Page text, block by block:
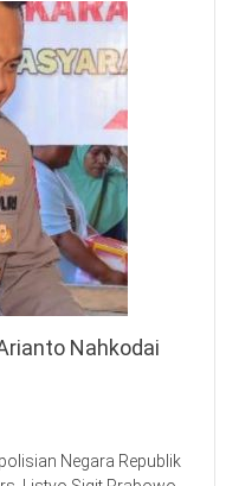
Nahkodai
Negara Republik